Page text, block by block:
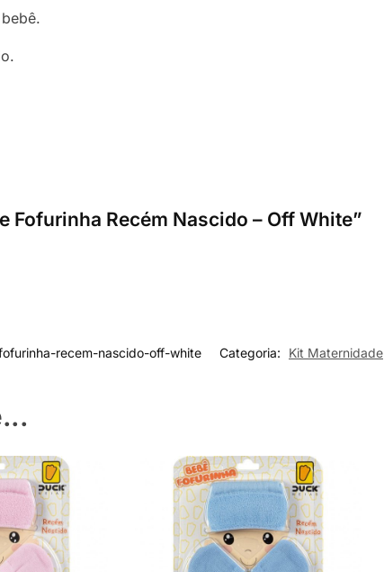
Fofurinha Recém Nascido – Off White”
recem-nascido-off-white Categoria: Kit Maternidade